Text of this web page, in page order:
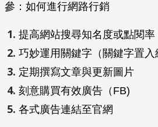
參：如何進行網路行銷
提高網站搜尋知名度或點閱率
巧妙運用關鍵字（關鍵字置入
定期撰寫文章與更新圖片
刻意購買有效廣告（FB)
各式廣告連結至官網